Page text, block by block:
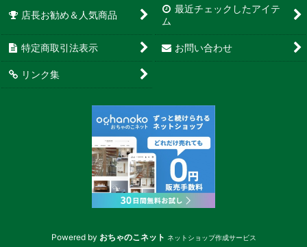
特集:
絞り込む
店長お勧め＆人気商品
最近チェックしたアイテ
ム
特定商取引法表示 お問い合わせ
リンク集
Powered by おちゃのこネット ネットショップ作成サービス